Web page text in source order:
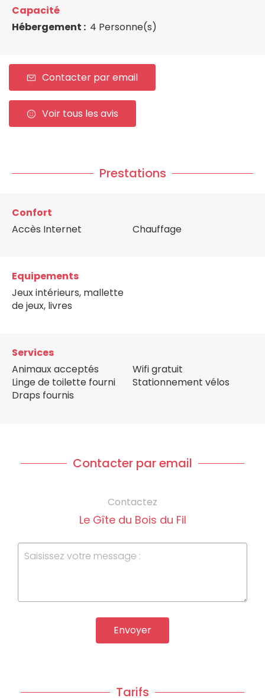
Capacité
Hébergement : 4 Personne(s)
Contacter par email
Voir tous les avis
Prestations
Confort
Accès Internet
Chauffage
Equipements
Jeux intérieurs, mallette
de jeux, livres
Services
Animaux acceptés
Linge de toilette fourni
Draps fournis
Wifi gratuit
Stationnement vélos
Contacter par email
Contactez
Le Gîte du Bois du Fil
Envoyer
Tarifs